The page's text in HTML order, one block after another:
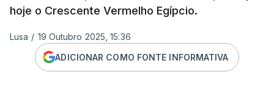
hoje o Crescente Vermelho Egípcio.
Lusa / 19 Outubro 2025, 15:36
ADICIONAR COMO FONTE INFORMATIVA